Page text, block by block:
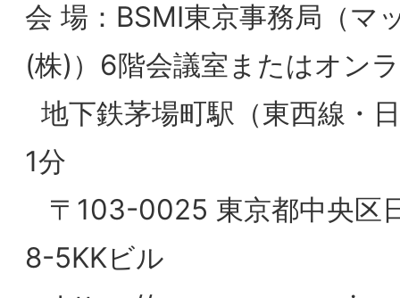
https://www.maxcom-jp.com/
1990年にボストンコンサルティンググル
プに入社、以来計30年以上にわたる経営コ
富士化学工業㈱にて執行役員 電池材料事業
部長として新規事業の立上げを指揮